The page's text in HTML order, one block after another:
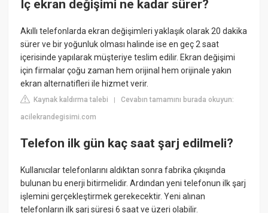
Iç ekran değişimi ne kadar sürer?
Akıllı telefonlarda ekran değişimleri yaklaşık olarak 20 dakika
sürer ve bir yoğunluk olması halinde ise en geç 2 saat
içerisinde yapılarak müşteriye teslim edilir. Ekran değişimi
için firmalar çoğu zaman hem orijinal hem orijinale yakın
ekran alternatifleri ile hizmet verir.
Kaynak kaldırma talebi |Cevabın tamamını burada okuyun:
acilekrandegisimi.com
Telefon ilk gün kaç saat şarj edilmeli?
Kullanıcılar telefonlarını aldıktan sonra fabrika çıkışında
bulunan bu enerji bitirmelidir. Ardından yeni telefonun ilk şarj
işlemini gerçekleştirmek gerekecektir. Yeni alınan
telefonların ilk şarj süresi 6 saat ve üzeri olabilir.